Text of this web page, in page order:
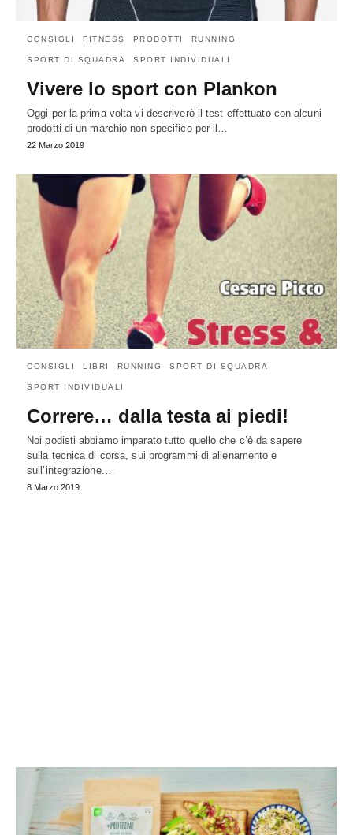
CONSIGLI FITNESS PRODOTTI RUNNING
SPORT DI SQUADRA SPORT INDIVIDUALI
Vivere lo sport con Plankon
Oggi per la prima volta vi descriverò il test effettuato con alcuni
prodotti di un marchio non specifico per il…
22 Marzo 2019
CONSIGLI LIBRI RUNNING SPORT DI SQUADRA
SPORT INDIVIDUALI
Correre… dalla testa ai piedi!
Noi podisti abbiamo imparato tutto quello che c’è da sapere
sulla tecnica di corsa, sui programmi di allenamento e
sull’integrazione.…
8 Marzo 2019